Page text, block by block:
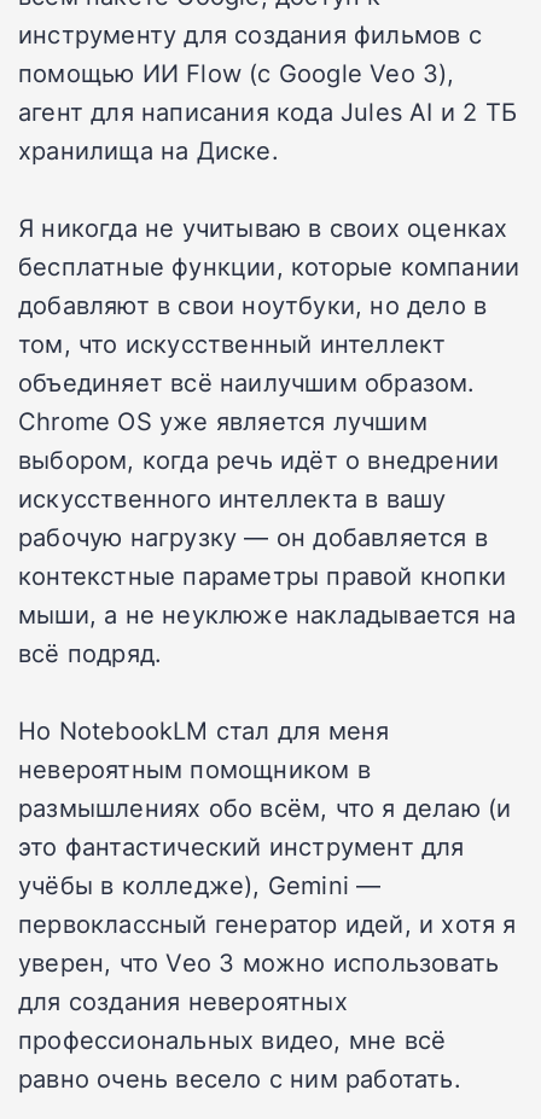
инструменту для создания фильмов с
помощью ИИ Flow (с Google Veo 3),
агент для написания кода Jules AI и 2 ТБ
хранилища на Диске.
Я никогда не учитываю в своих оценках
бесплатные функции, которые компании
добавляют в свои ноутбуки, но дело в
том, что искусственный интеллект
объединяет всё наилучшим образом.
Chrome OS уже является лучшим
выбором, когда речь идёт о внедрении
искусственного интеллекта в вашу
рабочую нагрузку — он добавляется в
контекстные параметры правой кнопки
мыши, а не неуклюже накладывается на
всё подряд.
Но NotebookLM стал для меня
невероятным помощником в
размышлениях обо всём, что я делаю (и
это фантастический инструмент для
учёбы в колледже), Gemini —
первоклассный генератор идей, и хотя я
уверен, что Veo 3 можно использовать
для создания невероятных
профессиональных видео, мне всё
равно очень весело с ним работать.